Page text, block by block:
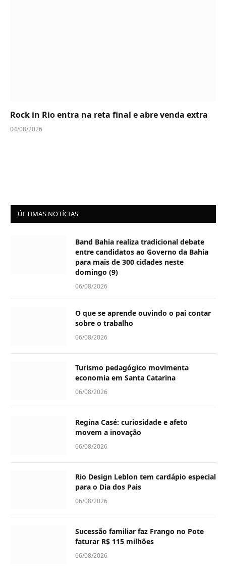
Rock in Rio entra na reta final e abre venda extra
04/08/2026
ÚLTIMAS NOTÍCIAS
Band Bahia realiza tradicional debate
entre candidatos ao Governo da Bahia
para mais de 300 cidades neste
domingo (9)
06/08/2026
O que se aprende ouvindo o pai contar
sobre o trabalho
06/08/2026
Turismo pedagógico movimenta
economia em Santa Catarina
06/08/2026
Regina Casé: curiosidade e afeto
movem a inovação
06/08/2026
Rio Design Leblon tem cardápio especial
para o Dia dos Pais
06/08/2026
Sucessão familiar faz Frango no Pote
faturar R$ 115 milhões
06/08/2026